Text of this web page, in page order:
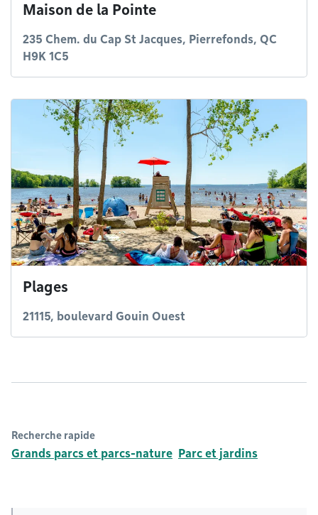
Maison de la Pointe
235 Chem. du Cap St Jacques, Pierrefonds, QC
H9K 1C5
Plages
21115, boulevard Gouin Ouest
Recherche rapide
Grands parcs et parcs-nature Parc et jardins